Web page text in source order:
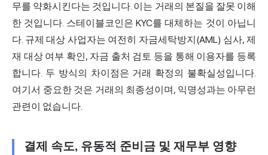
무를 약화시킨다는 것입니다. 이는 거래의 본질을 잘못 이해
한 것입니다. 스테이블코인은 KYC를 대체하는 것이 아닙니
다. 규제 대상 사업자는 여전히 자금세탁방지(AML) 심사, 제
재 대상 여부 확인, 자금 출처 검토 등을 통해 이용자를 등록
합니다. 두 방식의 차이점은 거래 확정의 불확실성입니다.
여기서 중요한 것은 거래의 최종성이며, 익명성과는 아무런
관련이 없습니다.
결제 속도, 유동적 준비금 및 재무부 영향